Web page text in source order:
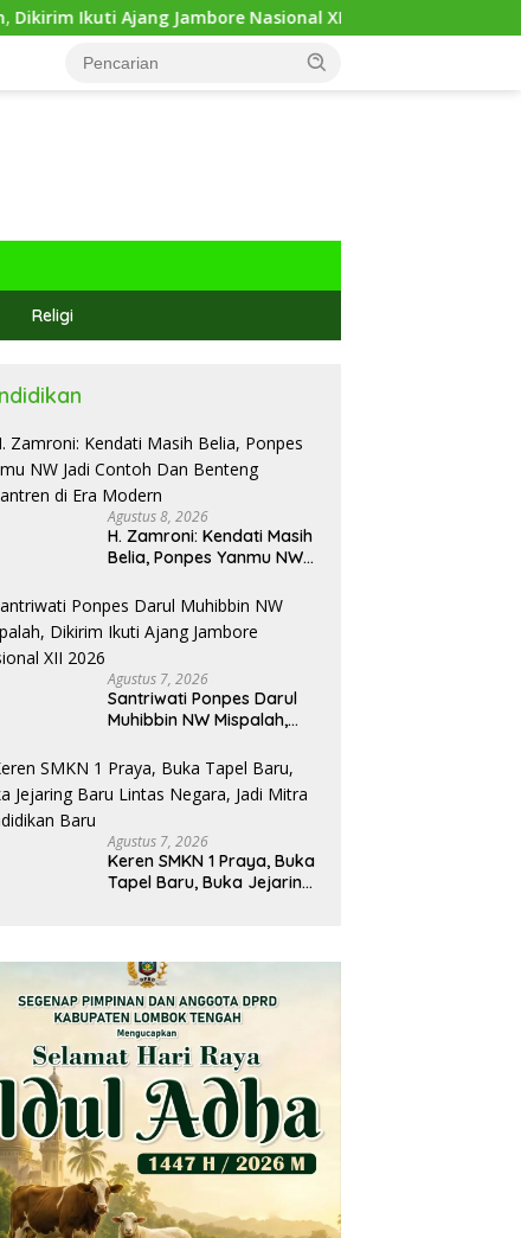
Jambore Nasional XII 2026 Sari Yuliati: Bonus
Religi
Agustus 8, 2026
H. Zamroni: Kendati Masih
Belia, Ponpes Yanmu NW
Pesantren di Era Modern
Agustus 7, 2026
Santriwati Ponpes Darul
Muhibbin NW Mispalah,
Jambore Nasional XII 2026
Agustus 7, 2026
Keren SMKN 1 Praya, Buka
Tapel Baru, Buka Jejaring